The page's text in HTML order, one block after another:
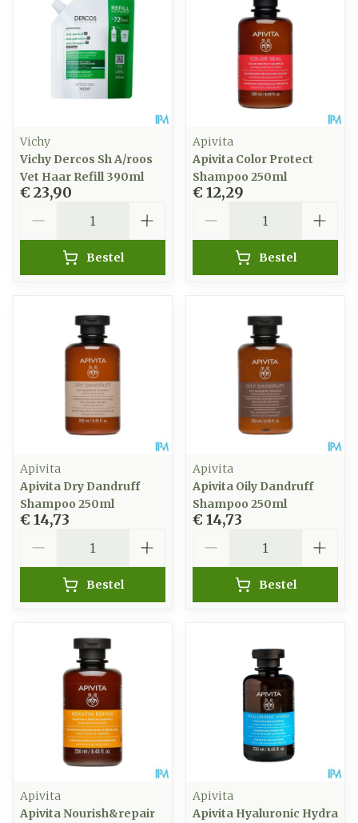
Vichy
Vichy Dercos Sh A/roos
Vet Haar Refill 390ml
€ 23,90
Bestel
Apivita
Apivita Color Protect
Shampoo 250ml
€ 12,29
Bestel
Apivita
Apivita Dry Dandruff
Shampoo 250ml
€ 14,73
Bestel
Apivita
Apivita Oily Dandruff
Shampoo 250ml
€ 14,73
Bestel
Apivita
Apivita Nourish&repair
Apivita
Apivita Hyaluronic Hydra